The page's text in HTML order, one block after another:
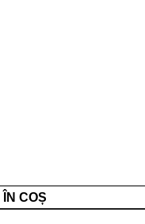
COȘ